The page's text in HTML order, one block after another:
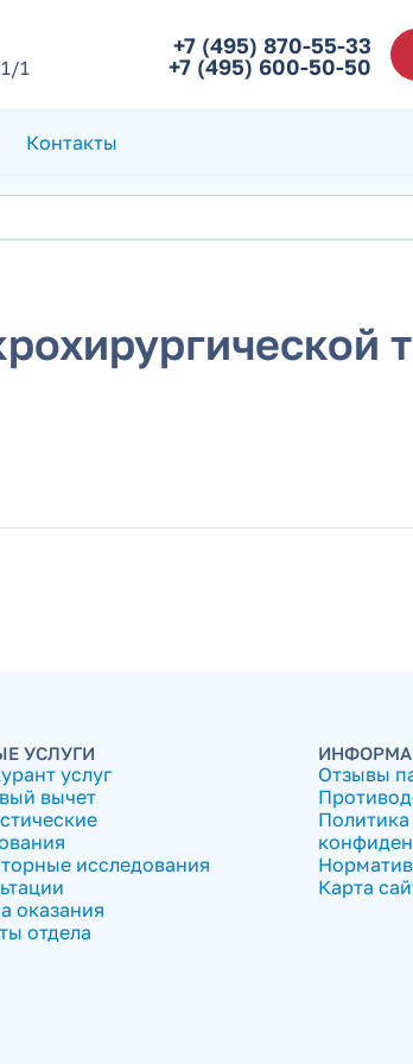
1
+7 (495) 870-55-33
+7 (495) 600-50-50
Контакты
УСЛУГИ
услуг
вычет
исследования
оказания
отдела
Отзывы
Политика
Карта